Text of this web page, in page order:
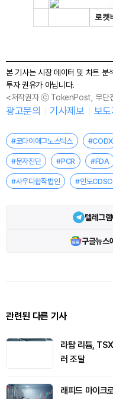
본 기사는 시장 데이터 및 차트 분
투자 권유가 아닙니다.
<저작권자 ⓒ TokenPost, 무단
광고문의 기사제보 보
#코다이애그노스틱스 #CODX
#분자진단 #PCR #FDA
#사우디합작법인 #인도
텔레그
구글뉴스
관련된 다른 기사
라탐 리튬,
러 조달
래피드 마이크